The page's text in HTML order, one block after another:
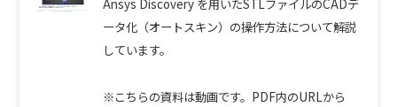
Ansys Discovery を用いたSTLファイルのCADデ
ータ化（オートスキン）の操作方法について解説
しています。
※こちらの資料は動画です。PDF内のURLから